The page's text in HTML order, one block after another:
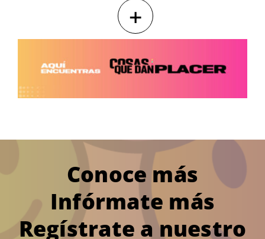
+
Conoce más
Infórmate más
Regístrate a nuestro